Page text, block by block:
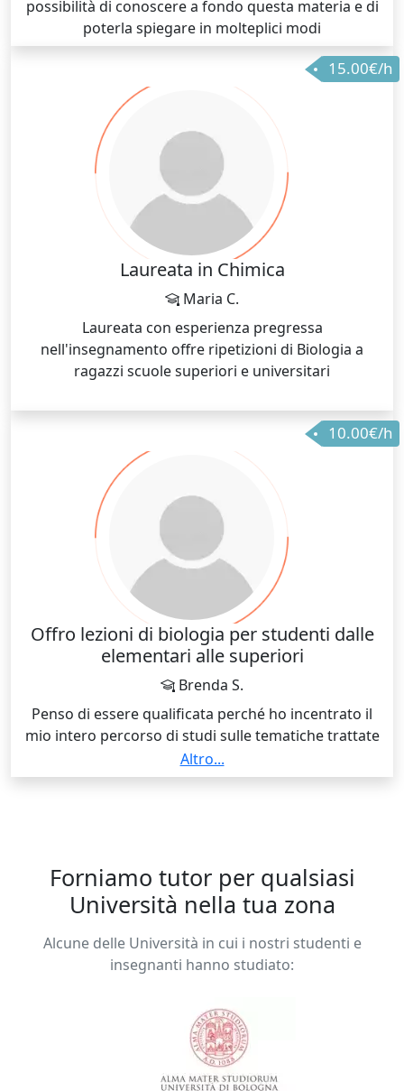
possibilità di conoscere a fondo questa materia e di
poterla spiegare in molteplici modi
15.00€/h
Laureata in Chimica
Maria C.
Laureata con esperienza pregressa
nell'insegnamento offre ripetizioni di Biologia a
ragazzi scuole superiori e universitari
10.00€/h
Offro lezioni di biologia per studenti dalle
elementari alle superiori
Brenda S.
Penso di essere qualificata perché ho incentrato il
mio intero percorso di studi sulle tematiche trattate
nelle materie per cui offro ripetizioni e su quello
trasmetto la predisposizione che io per prima ho in
Altro...
Forniamo tutor per qualsiasi
Università nella tua zona
Alcune delle Università in cui i nostri studenti e
insegnanti hanno studiato: